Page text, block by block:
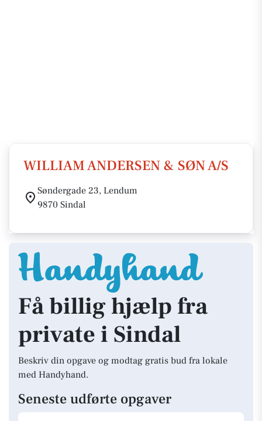
WILLIAM ANDERSEN & SØN A/S
Søndergade 23, Lendum
9870 Sindal
Få billig hjælp fra
private i Sindal
Beskriv din opgave og modtag gratis bud fra lokale
med Handyhand.
Seneste udførte opgaver